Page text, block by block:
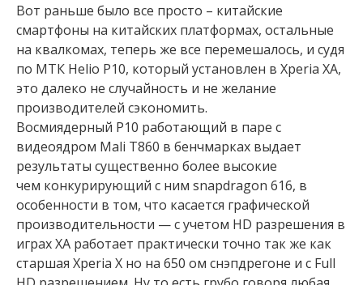
Вот раньше было все просто – китайские
смартфоны на китайских платформах, остальные
на квалкомах, теперь же все перемешалось, и судя
по МТК Helio P10, который установлен в Xperia XA,
это далеко не случайность и не желание
производителей сэкономить.
Восмиядерный P10 работающий в паре с
видеоядром Mali T860 в бенчмарках выдает
результаты существенно более высокие
чем конкурирующий с ним snapdragon 616, в
особенности в том, что касается графической
производительности — с учетом HD разрешения в
играх XA работает практически точно так же как
старшая Xperia X но на 650 ом снэпдрегоне и с Full